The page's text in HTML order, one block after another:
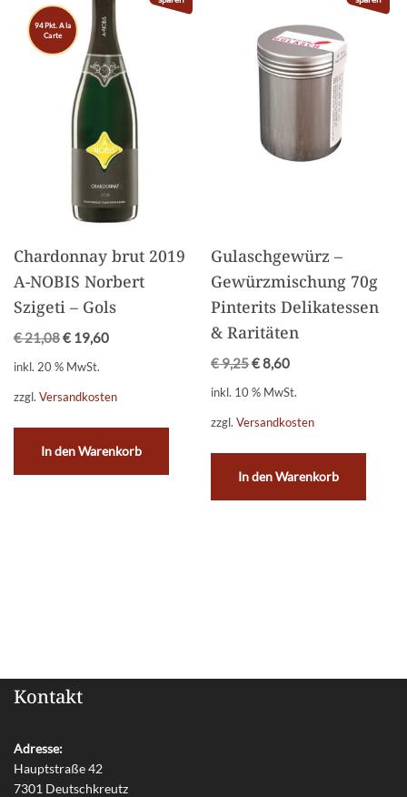
94 Pkt. A la
Carte
Chardonnay brut 2019
A-NOBIS Norbert
Szigeti – Gols
€21,08€ 19,60
inkl. 20 % MwSt.
zzgl. Versandkosten
In den Warenkorb
Gulaschgewürz –
Gewürzmischung 70g
Pinterits Delikatessen
& Raritäten
€9,25€8,60
inkl. 10 % MwSt.
zzgl.Versandkosten
In den Warenkorb
Kontakt
Adresse:
Hauptstraße 42
7301 Deutschkreutz